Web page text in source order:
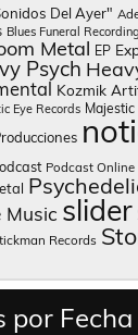
Del Ayer"
Blues Funeral
Metal EP
Psych
Kozmik
Eye Records
Podcast Online
Music slider
Records
por Fecha